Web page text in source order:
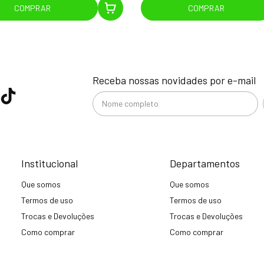
COMPRAR COMPRAR
Receba nossas novidades por e-mail
Institucional
Que somos
Termos de uso
Trocas e Devoluções
Como comprar
Departamentos
Que somos
Termos de uso
Trocas e Devoluções
Como comprar